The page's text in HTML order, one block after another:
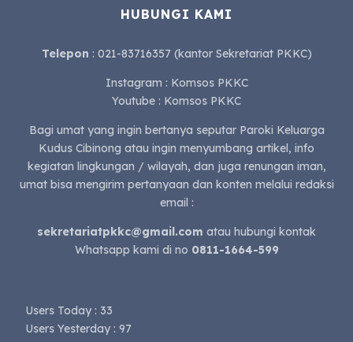
HUBUNGI KAMI
Telepon : 021-83716357 (kantor Sekretariat PKKC)
Instagram : Komsos PKKC
Youtube : Komsos PKKC
Bagi umat yang ingin bertanya seputar Paroki Keluarga
Kudus Cibinong atau ingin menyumbang artikel, info
kegiatan lingkungan / wilayah, dan juga renungan iman,
umat bisa mengirim pertanyaan dan konten melalui redaksi
email :
sekretariatpkkc@gmail.com atau hubungi kontak
Whatsapp kami di no 0811-1664-599
Users Today : 33
Users Yesterday : 97